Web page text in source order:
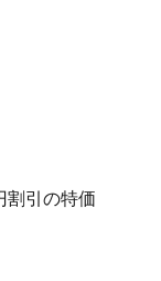
引の特価